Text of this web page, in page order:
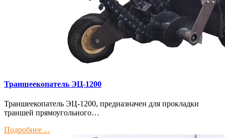
Траншеекопатель ЭЦ-1200
Траншеекопатель ЭЦ-1200, предназначен для прокладки
траншей прямоугольного…
Подробнее ...